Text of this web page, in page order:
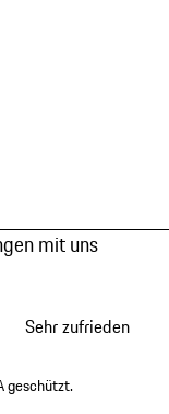
mit uns
Sehr zufrieden
geschützt.